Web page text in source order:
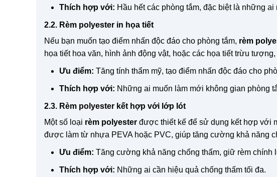
Thích hợp với: Hầu hết các phòng tắm, đặc biệt là những
2.2. Rèm polyester in họa tiết
Nếu bạn muốn tạo điểm nhấn độc đáo cho phòng tắm, rèm
họa tiết hoa văn, hình ảnh động vật, hoặc các họa tiết trừu
Ưu điểm: Tăng tính thẩm mỹ, tạo điểm nhấn độc đáo cho
Thích hợp với: Những ai muốn làm mới không gian phòng
2.3. Rèm polyester kết hợp với lớp lót
Một số loại rèm polyester được thiết kế để sử dụng kết hợp với
được làm từ nhựa PEVA hoặc PVC, giúp tăng cường khả năng
Ưu điểm: Tăng cường khả năng chống thấm, giữ rèm chính
Thích hợp với: Những ai cần hiệu quả chống thấm tối đa.